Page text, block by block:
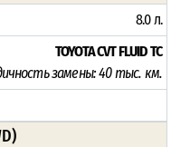
8.0 л.
TOYOTA CVT FLUID TC
замены: 40 тыс. км.